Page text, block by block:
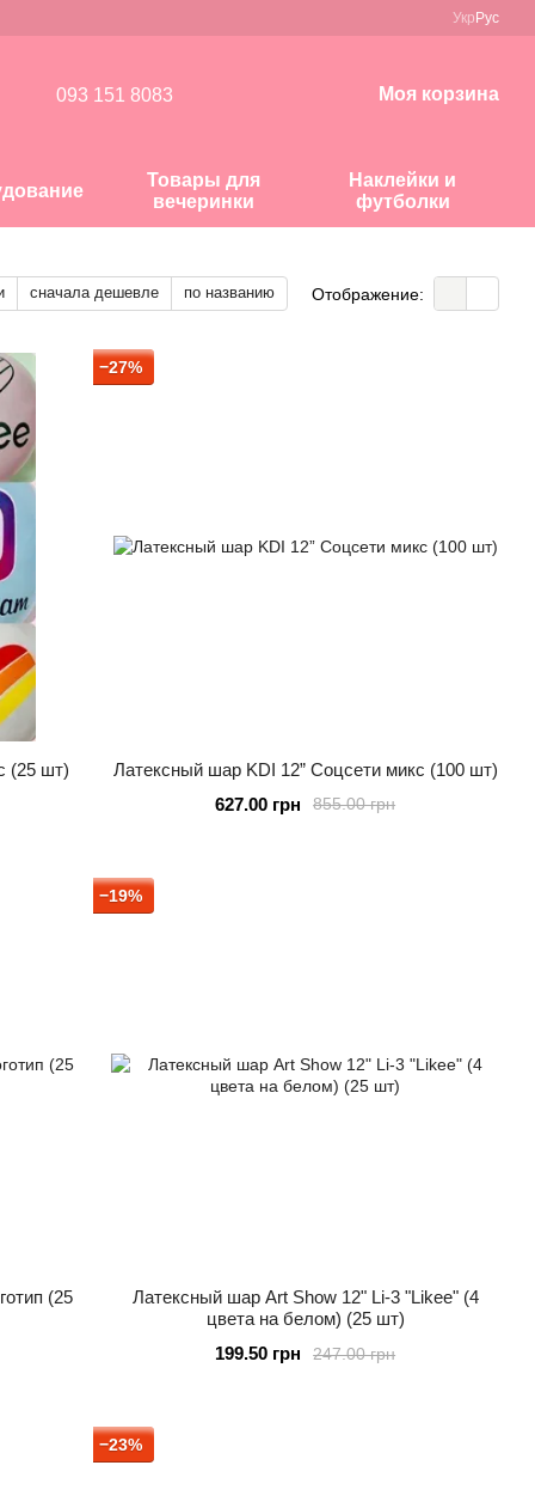
Укр Рус
093 151 8083 Моя корзина
Товары для
вечеринки
Наклейки и
футболки
сначала дешевле по названию Отображение:
(25 шт)
−27%
Латексный шар KDI 12” Соцсети микс (100 шт)
855.00 грн
627.00 грн
(25
−19%
Латексный шар Art Show 12" Li-3 "Likee" (4
цвета на белом) (25 шт)
247.00 грн
199.50 грн
−23%